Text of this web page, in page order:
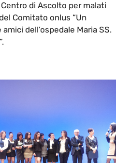
di Ascolto per malati
Comitato onlus “Un
dell’ospedale Maria SS.